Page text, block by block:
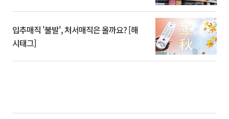
입추매직 '불발', 처서매직은 올까요? [해
시태그]